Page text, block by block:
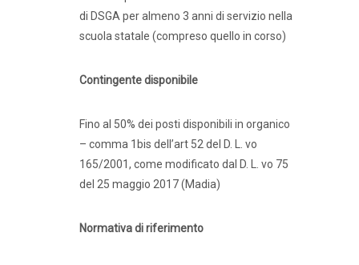
di DSGA per almeno 3 anni di servizio nella
scuola statale (compreso quello in corso)
Contingente disponibile
Fino al 50% dei posti disponibili in organico
– comma 1bis dell’art 52 del D. L. vo
165/2001, come modificato dal D. L. vo 75
del 25 maggio 2017 (Madia)
Normativa di riferimento